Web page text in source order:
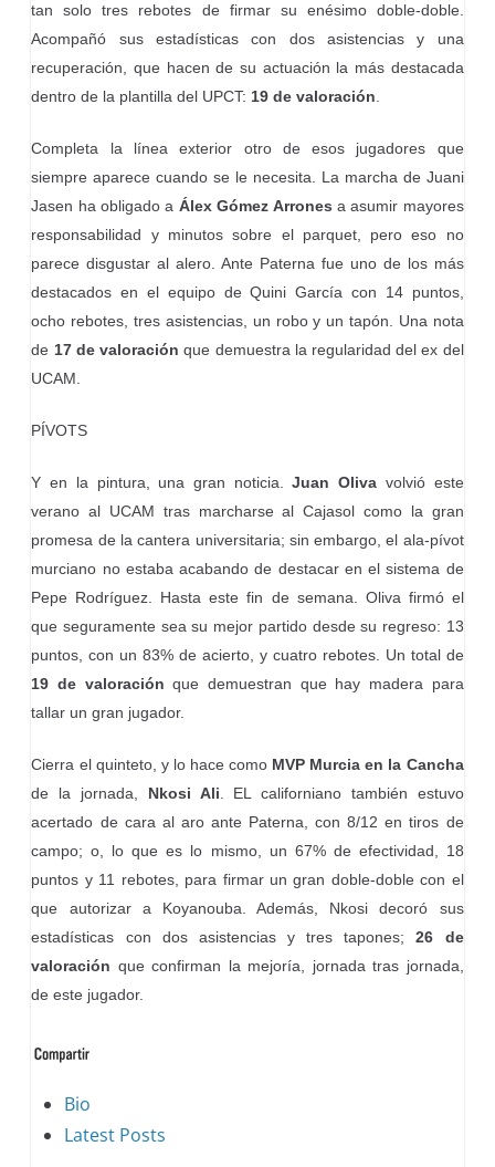
tan solo tres rebotes de firmar su enésimo doble-doble.
Acompañó sus estadísticas con dos asistencias y una
recuperación, que hacen de su actuación la más destacada
dentro de la plantilla del UPCT: 19 de valoración
Completa la línea exterior otro de esos jugadores que
siempre aparece cuando se le necesita. La marcha de Juani
Jasen ha obligado a Álex Gómez Arrones a asumir mayores
responsabilidad y minutos sobre el parquet, pero eso no
parece disgustar al alero. Ante Paterna fue uno de los más
destacados en el equipo de Quini García con 14 puntos,
ocho rebotes, tres asistencias, un robo y un tapón. Una nota
de 17 de valoración que demuestra la regularidad del ex del
UCAM.
PÍVOTS
Y en la pintura, una gran noticia. Juan Oliva volvió este
verano al UCAM tras marcharse al Cajasol como la gran
promesa de la cantera universitaria; sin embargo, el ala-pívot
murciano no estaba acabando de destacar en el sistema de
Pepe Rodríguez. Hasta este fin de semana. Oliva firmó el
que seguramente sea su mejor partido desde su regreso: 13
puntos, con un 83% de acierto, y cuatro rebotes. Un total de
19 de valoración que demuestran que hay madera para
tallar un gran jugador.
Cierra el quinteto, y lo hace como MVP Murcia en la Cancha
de la jornada, Nkosi Ali . EL californiano también estuvo
acertado de cara al aro ante Paterna, con 8/12 en tiros de
campo; o, lo que es lo mismo, un 67% de efectividad, 18
puntos y 11 rebotes, para firmar un gran doble-doble con el
que autorizar a Koyanouba. Además, Nkosi decoró sus
estadísticas con dos asistencias y tres tapones;26 de
valoración que confirman la mejoría, jornada tras jornada,
de este jugador.
The
following
Bio
Latest Posts